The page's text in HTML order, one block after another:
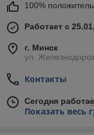
100%
Работает с
г. Минск
ул.
Контакты
Сегодня
Показать весь